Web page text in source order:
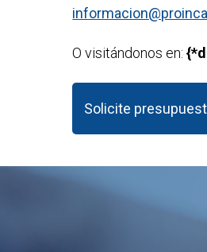
O visitándonos en:
Solicite